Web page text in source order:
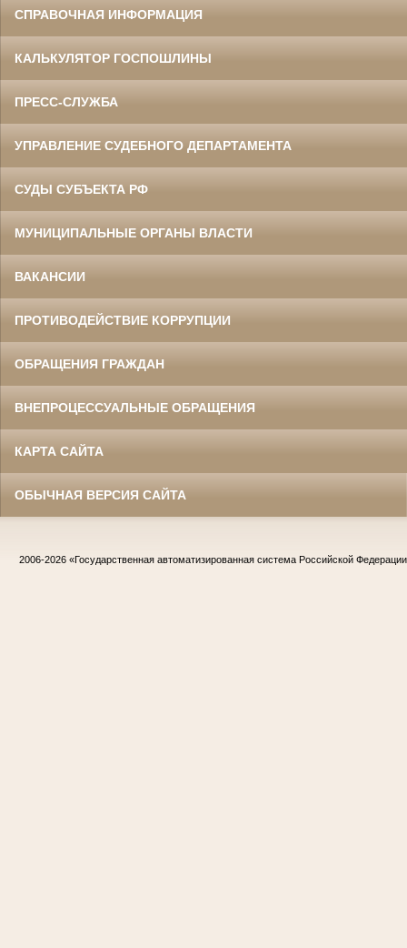
СПРАВОЧНАЯ ИНФОРМАЦИЯ
КАЛЬКУЛЯТОР ГОСПОШЛИНЫ
ПРЕСС-СЛУЖБА
УПРАВЛЕНИЕ СУДЕБНОГО ДЕПАРТАМЕНТА
СУДЫ СУБЪЕКТА РФ
МУНИЦИПАЛЬНЫЕ ОРГАНЫ ВЛАСТИ
ВАКАНСИИ
ПРОТИВОДЕЙСТВИЕ КОРРУПЦИИ
ОБРАЩЕНИЯ ГРАЖДАН
ВНЕПРОЦЕССУАЛЬНЫЕ ОБРАЩЕНИЯ
КАРТА САЙТА
ОБЫЧНАЯ ВЕРСИЯ САЙТА
2006-2026 «Государственная автоматизированная система Российской